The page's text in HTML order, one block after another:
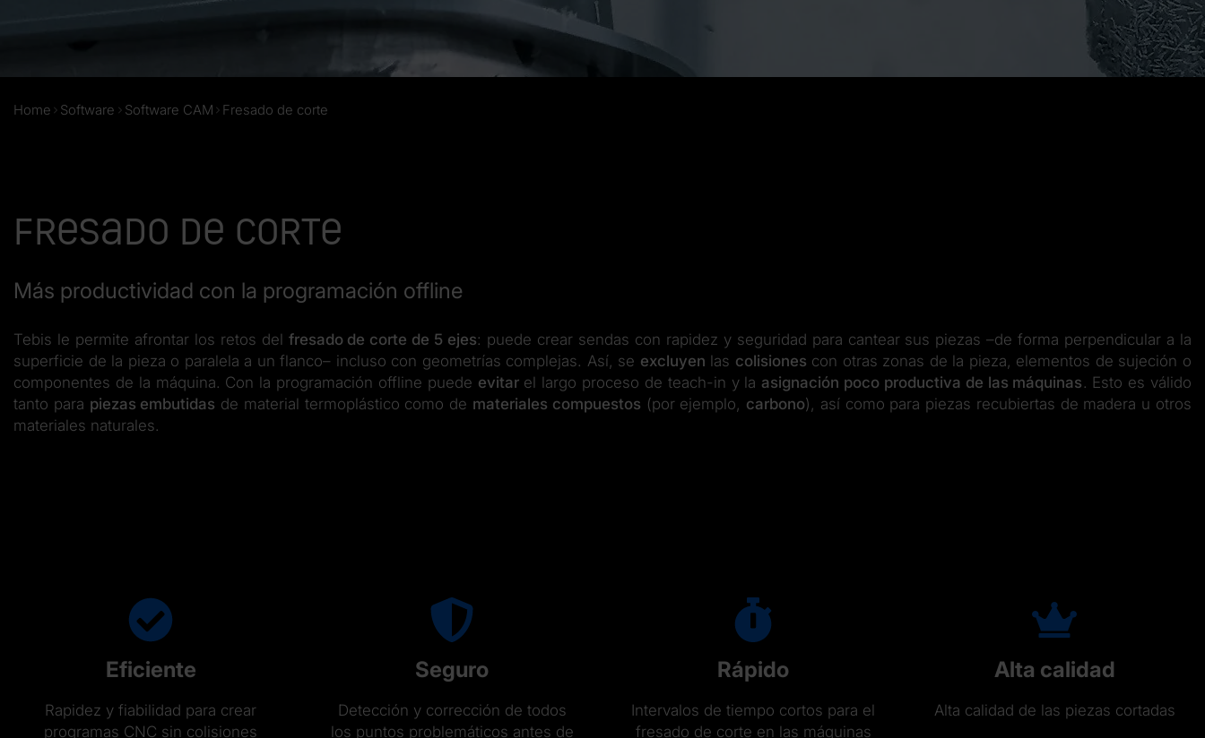
Home Software Software CAM Fresado de corte
Fresado de corte
Más productividad con la programación offline
Tebis le permite afrontar los retos del fresado de corte de 5 ejes: puede crear sendas con rapidez y seguridad para cantear sus piezas –de forma perpendicular a la
superficie de la pieza o paralela a un flanco– incluso con geometrías complejas. Así, se excluyen las colisiones con otras zonas de la pieza, elementos de sujeción o
componentes de la máquina. Con la programación offline puede evitarel largo proceso de teach-in y la asignación poco productiva de las máquinas. Esto es válido
tanto para piezas embutidas de material termoplástico como de materiales compuestos (por ejemplo, carbono), así como para piezas recubiertas de madera u otros
materiales naturales.
Eficiente
Rapidez y fiabilidad para crear
programas CNC sin colisiones
Seguro
Detección y corrección de todos
los puntos problemáticos antes de
Rápido
Intervalos de tiempo cortos para el
fresado de corte en las máquinas
Alta calidad
Alta calidad de las piezas cortadas